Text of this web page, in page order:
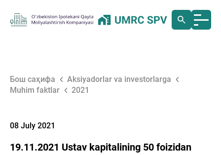
Бош саҳифа
Aksiyadorlar va investorlarga
Muhim faktlar
2021
08 July 2021
19.11.2021 Ustav kapitalining 50 foizidan